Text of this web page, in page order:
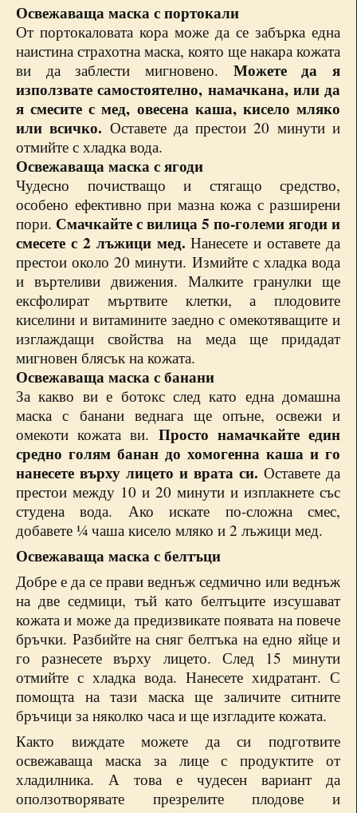
Освежаваща маска с портокали
От портокаловата кора може да се забърка една
наистина страхотна маска, която ще накара кожата
ви да заблести мигновено. Можете да я
използвате самостоятелно, намачкана, или да
я смесите с мед, овесена каша, кисело мляко
или всичко. Оставете да престои 20 минути и
отмийте с хладка вода.
Освежаваща маска с ягоди
Чудесно почистващо и стягащо средство,
особено ефективно при мазна кожа с разширени
пори. Смачкайте с вилица 5 по-големи ягоди и
смесете с 2 лъжици мед. Нанесете и оставете да
престои около 20 минути. Измийте с хладка вода
и въртеливи движения. Малките гранулки ще
ексфолират мъртвите клетки, а плодовите
киселини и витамините заедно с омекотяващите и
изглаждащи свойства на меда ще придадат
мигновен блясък на кожата.
Освежаваща маска с банани
За какво ви е ботокс след като една домашна
маска с банани веднага ще опъне, освежи и
омекоти кожата ви. Просто намачкайте един
средно голям банан до хомогенна каша и го
нанесете върху лицето и врата си. Оставете да
престои между 10 и 20 минути и изплакнете със
студена вода. Ако искате по-сложна смес,
добавете ¼ чаша кисело мляко и 2 лъжици мед.
Освежаваща маска с белтъци
Добре е да се прави веднъж седмично или веднъж
на две седмици, тъй като белтъците изсушават
кожата и може да предизвикате появата на повече
бръчки. Разбийте на сняг белтъка на едно яйце и
го разнесете върху лицето. След 15 минути
отмийте с хладка вода. Нанесете хидратант. С
помощта на тази маска ще заличите ситните
бръчици за няколко часа и ще изгладите кожата.
Както виждате можете да си подготвите
освежаваща маска за лице с продуктите от
хладилника. А това е чудесен вариант да
оползотворявате презрелите плодове и